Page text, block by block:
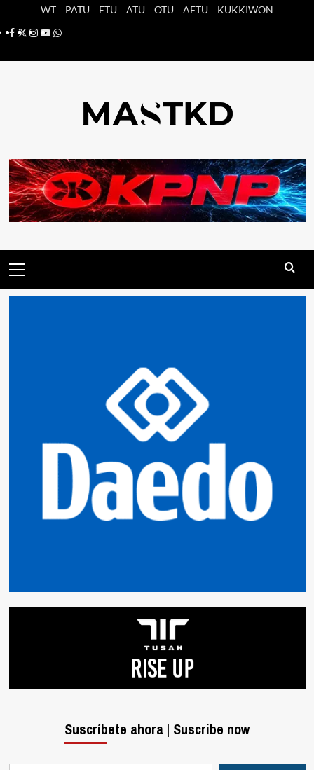
WT PATU ETU ATU OTU AFTU
KUKKIWON
Facebook
X Instagram
YouTube
Whatsapp
principal
Suscríbete ahora | Suscribe now
Escribe tu correo electrónico…